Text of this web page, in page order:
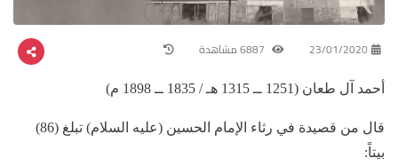
23/01/2020
أحمد آل طعان (1251 ــ 1315 هـ / 1835 ــ 1898 م)
قال من قصيدة في رثاء الإمام الحسين (عليه السلام) تبلغ (86)
بيتاً: